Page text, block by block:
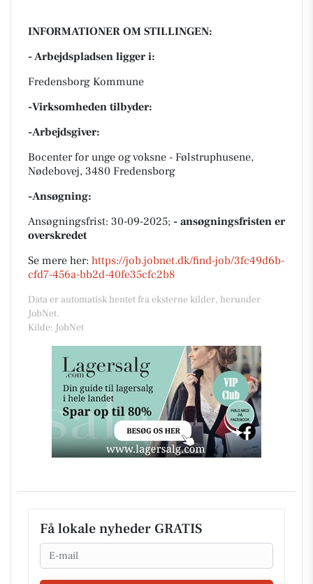
INFORMATIONER OM STILLINGEN:
- Arbejdspladsen ligger i:
Fredensborg Kommune
-Virksomheden tilbyder:
-Arbejdsgiver:
Bocenter for unge og voksne - Følstruphusene,
Nødebovej, 3480 Fredensborg
-Ansøgning:
Ansøgningsfrist: 30-09-2025; - ansøgningsfristen er
overskredet
Se mere her: https://job.jobnet.dk/find-job/3fc49d6b-
cfd7-456a-bb2d-40fe35cfc2b8
Data er automatisk hentet fra eksterne kilder, herunder
JobNet.
Kilde: JobNet
Få lokale nyheder GRATIS
Email